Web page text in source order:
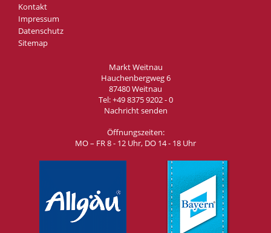
Kontakt
Impressum
Datenschutz
Sitemap
Markt Weitnau
Hauchenbergweg 6
87480 Weitnau
Tel:+49 8375 9202 - 0
Nachricht senden
Öffnungszeiten:
MO – FR 8 - 12 Uhr, DO 14 - 18 Uhr